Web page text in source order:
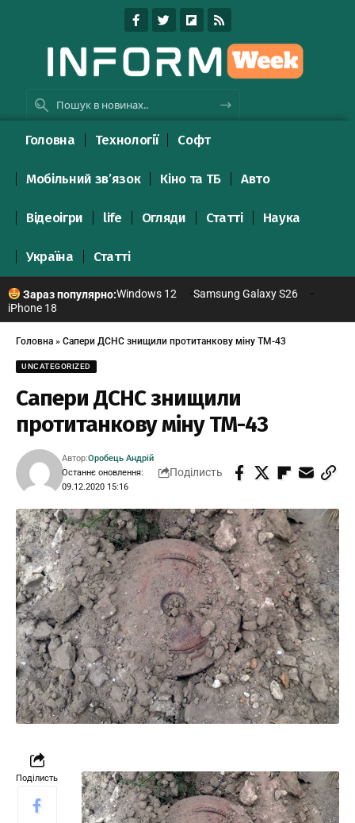
Головна Технології Софт
Мобільний зв’язок Кіно та ТБ Авто
Відеоігри life Огляди Статті Наука
Україна Статті
Зараз популярно:Windows 12
Samsung Galaxy S26
iPhone 18
Головна » Сапери ДСНС знищили протитанкову міну ТМ-43
UNCATEGORIZED
Сапери ДСНС знищили
протитанкову міну ТМ-43
Останнє оновлення:
09.12.2020 15:16
Автор:Оробець Андрій
Поділисть
Поділисть